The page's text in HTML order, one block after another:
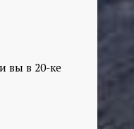
вы в 20-ке